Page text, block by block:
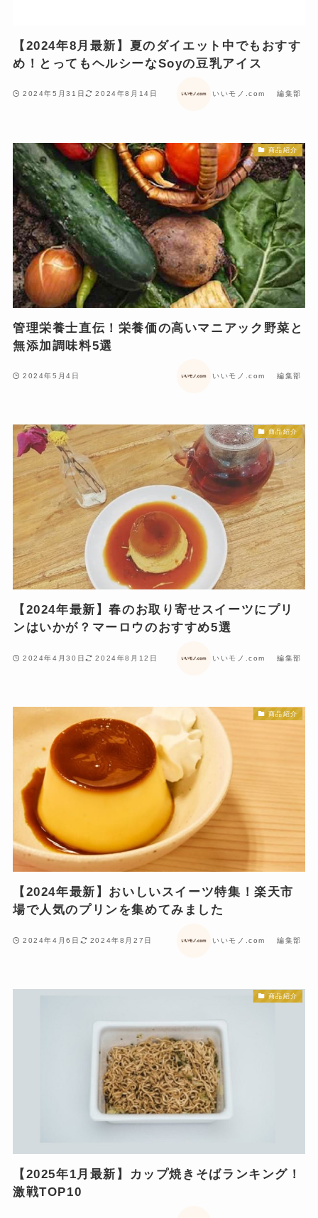
【2024年8月最新】夏のダイエット中でもおすす
め！とってもヘルシーなSoyの豆乳アイス
2024年5月31日 2024年8月14日 いいモノ.com 編集部
商品紹介
管理栄養士直伝！栄養価の高いマニアック野菜と
無添加調味料5選
2024年5月4日 いいモノ.com 編集部
商品紹介
【2024年最新】春のお取り寄せスイーツにプリ
ンはいかが？マーロウのおすすめ5選
2024年4月30日 2024年8月12日 いいモノ.com 編集部
商品紹介
【2024年最新】おいしいスイーツ特集！楽天市
場で人気のプリンを集めてみました
2024年4月6日 2024年8月27日 いいモノ.com 編集部
商品紹介
【2025年1月最新】カップ焼きそばランキング！
激戦TOP10